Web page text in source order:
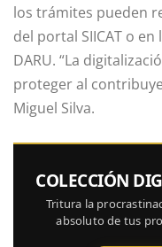
los trámites pueden
del portal SIICAT o
DARU. “La
proteger al
Miguel Silva.
COLECCIÓN
Tritura la
absoluto de tus